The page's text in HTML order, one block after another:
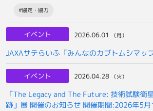
#協定・協力
イベント 2026.06.01 （月）
JAXAサテらいふ「みんなのカブトムシマッ
イベント 2026.04.28 （火）
「The Legacy and The Future: 技術試験衛
跡」展 開催のお知らせ 開催期間:2026年5